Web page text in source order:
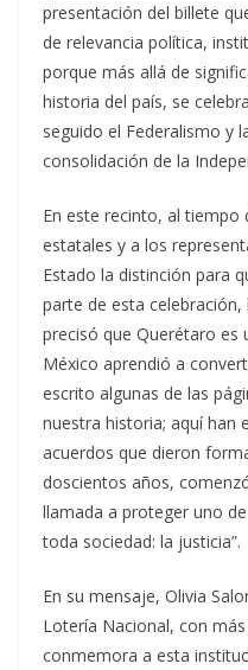
presentación del billete
de relevancia política,
porque más allá de
historia del país, se
seguido el Federalismo y
consolidación de la
En este recinto, al tiempo
estatales y a los
Estado la distinción para
parte de esta
precisó que Querétaro es
México aprendió a
escrito algunas de las
nuestra historia; aquí han
acuerdos que dieron
doscientos años,
llamada a proteger uno
toda sociedad: la justicia”.
En su mensaje, Olivia
Lotería Nacional, con
conmemora a esta